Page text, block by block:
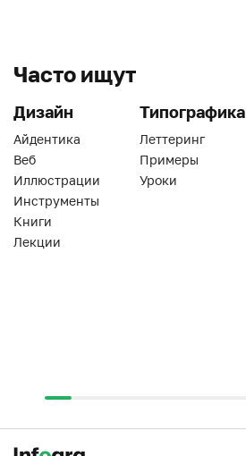
Часто ищут
Дизайн
Айдентика
Веб
Иллюстрации
Инструменты
Книги
Лекции
Типографика
Леттеринг
Примеры
Уроки